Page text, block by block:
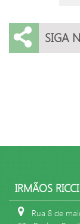
SIGA
IRMÃOS RICCI
Rua 8 de